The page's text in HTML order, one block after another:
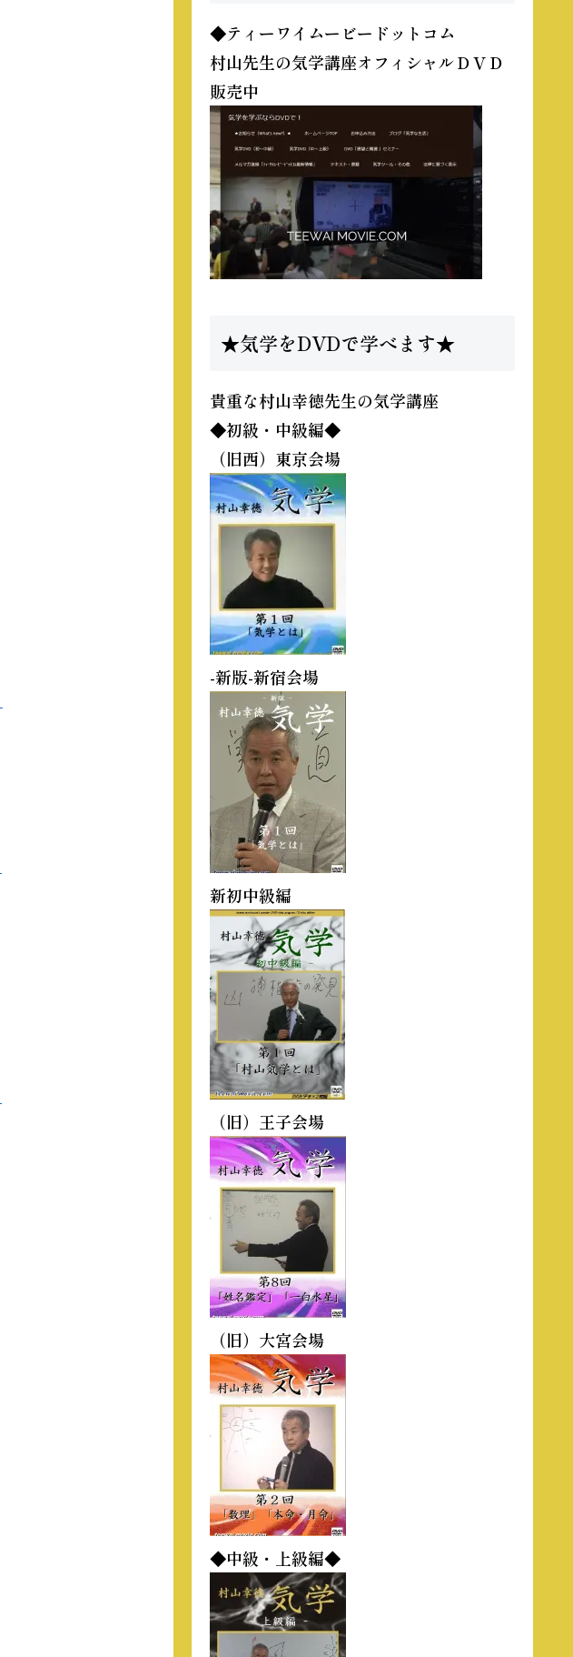
◆ティーワイムービードットコム
村山先生の気学講座オフィシャルＤＶＤ
販売中
★気学をDVDで学べます★
貴重な村山幸徳先生の気学講座
◆初級・中級編◆
（旧西）東京会場
-新版-新宿会場
新初中級編
（旧）王子会場
（旧）大宮会場
◆中級・上級編◆